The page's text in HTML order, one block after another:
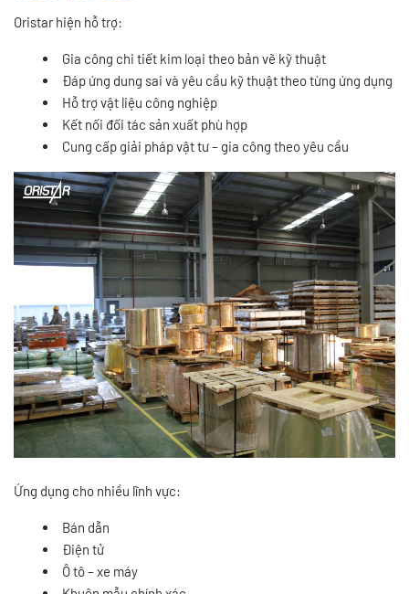
Oristar hiện hỗ trợ:
Gia công chi tiết kim loại theo bản vẽ kỹ thuật
Đáp ứng dung sai và yêu cầu kỹ thuật theo từng ứng dụng
Hỗ trợ vật liệu công nghiệp
Kết nối đối tác sản xuất phù hợp
Cung cấp giải pháp vật tư – gia công theo yêu cầu
Ứng dụng cho nhiều lĩnh vực:
Bán dẫn
Điện tử
Ô tô – xe máy